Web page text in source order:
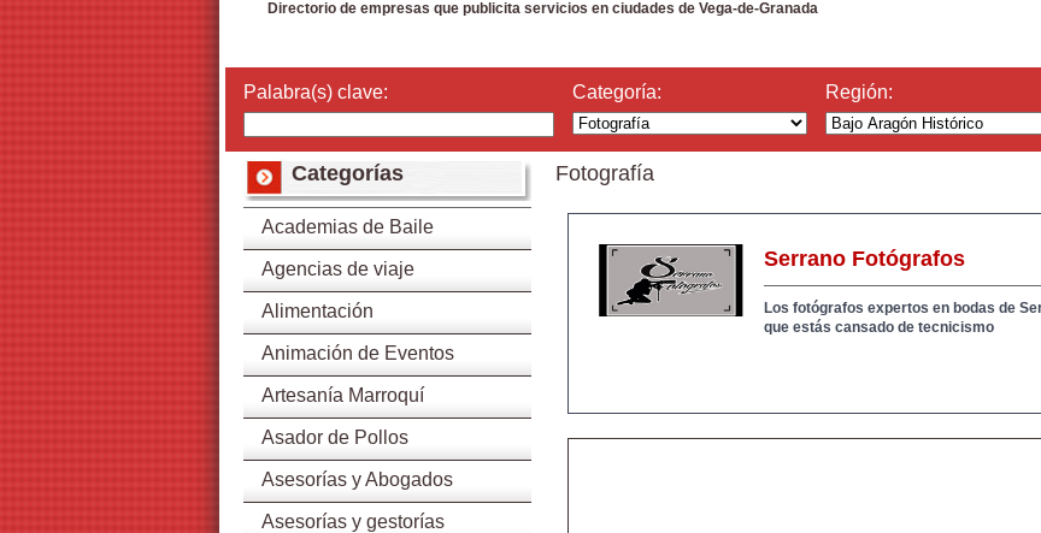
Directorio de empresas que publicita servicios en ciudades de Vega-de-Granada
Palabra(s) clave: Categoría: Región:
Categorías
Academias de Baile
Agencias de viaje
Alimentación
Animación de Eventos
Artesanía Marroquí
Asador de Pollos
Asesorías y Abogados
Asesorías y gestorías
Fotografía
Serrano Fotógrafos
Los fotógrafos expertos en bodas de
que estás cansado de tecnicismo